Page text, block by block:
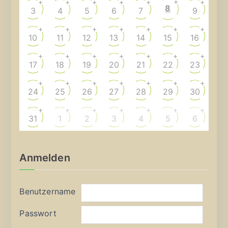
3
+
4
+
5
+
6
+
7
+
8 9
+
10
+
11
+
12
+
13
+
14
+
15
+
16
+
17
+
18
+
19
+
20
+
21
+
22
+
23
+
24
+
25
+
26
+
27
+
28
+
29
+
30
+
31
+
1
+
2
+
3
+
4
+
5
+
6
+
Anmelden
Benutzername
Passwort